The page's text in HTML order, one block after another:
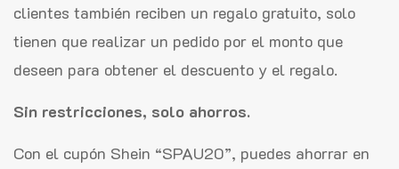
clientes también reciben un regalo gratuito, solo
tienen que realizar un pedido por el monto que
deseen para obtener el descuento y el regalo.
Sin restricciones, solo ahorros.
Con el cupón Shein “SPAU20”, puedes ahorrar en